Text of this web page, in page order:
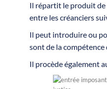
Il répartit le produit
entre les créanciers
Il peut introduire ou
sont de la
Il procède également